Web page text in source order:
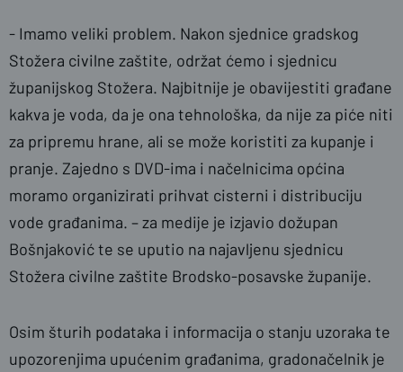
- Imamo veliki problem. Nakon sjednice gradskog
Stožera civilne zaštite, održat ćemo i sjednicu
županijskog Stožera. Najbitnije je obavijestiti građane
kakva je voda, da je ona tehnološka, da nije za piće niti
za pripremu hrane, ali se može koristiti za kupanje i
pranje. Zajedno s DVD-ima i načelnicima općina
moramo organizirati prihvat cisterni i distribuciju
vode građanima. – za medije je izjavio dožupan
Bošnjaković te se uputio na najavljenu sjednicu
Stožera civilne zaštite Brodsko-posavske županije.
Osim šturih podataka i informacija o stanju uzoraka te
upozorenjima upućenim građanima, gradonačelnik je